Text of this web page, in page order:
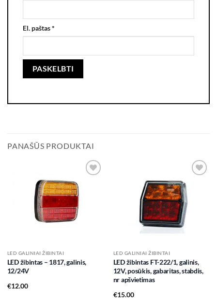
El. paštas*
PANAŠŪS PRODUKTAI
LED GALINIAI ŽIBINTAI
LED žibintas – 1817, galinis,
12/24V
€12.00
wishlist
LED GALINIAI ŽIBINTAI
LED žibintas FT-222/1, galinis,
12V, posūkis, gabaritas, stabdis,
nr apšvietimas
€15.00